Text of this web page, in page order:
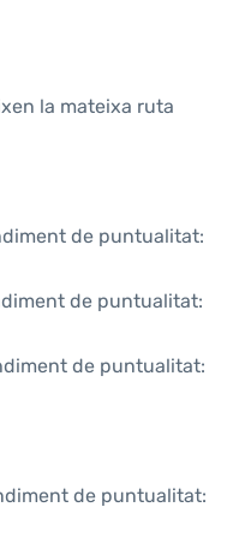
la mateixa ruta
de puntualitat:
de puntualitat:
de puntualitat:
de puntualitat: